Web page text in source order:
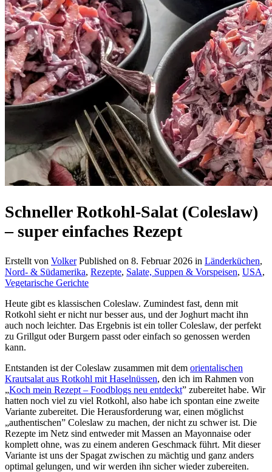
Schneller Rotkohl-Salat (Coleslaw)
– super einfaches Rezept
Erstellt von Volker Published on 8. Februar 2026 in Länderküchen,
Nord- & Südamerika, Rezepte, Salate, Suppen & Vorspeisen, USA,
Vegetarische Gerichte
Heute gibt es klassischen Coleslaw. Zumindest fast, denn mit
Rotkohl sieht er nicht nur besser aus, und der Joghurt macht ihn
auch noch leichter. Das Ergebnis ist ein toller Coleslaw, der perfekt
zu Grillgut oder Burgern passt oder einfach so genossen werden
kann.
Entstanden ist der Coleslaw zusammen mit dem orientalischen
Krautsalat aus Rotkohl mit Haselnüssen, den ich im Rahmen von
„Koch mein Rezept – Foodblogs neu entdeckt” zubereitet habe. Wir
hatten noch viel zu viel Rotkohl, also habe ich spontan eine zweite
Variante zubereitet. Die Herausforderung war, einen möglichst
„authentischen” Coleslaw zu machen, der nicht zu schwer ist. Die
Rezepte im Netz sind entweder mit Massen an Mayonnaise oder
komplett ohne, was zu einem anderen Geschmack führt. Mit dieser
Variante ist uns der Spagat zwischen zu mächtig und ganz anders
optimal gelungen, und wir werden ihn sicher wieder zubereiten.